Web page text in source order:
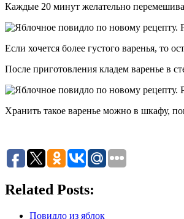
Каждые 20 минут желательно
Если хочется более густого варенья, то
После приготовления кладем варенье в
Хранить такое варенье можно в шкафу,
Related Posts:
Повидло из яблок